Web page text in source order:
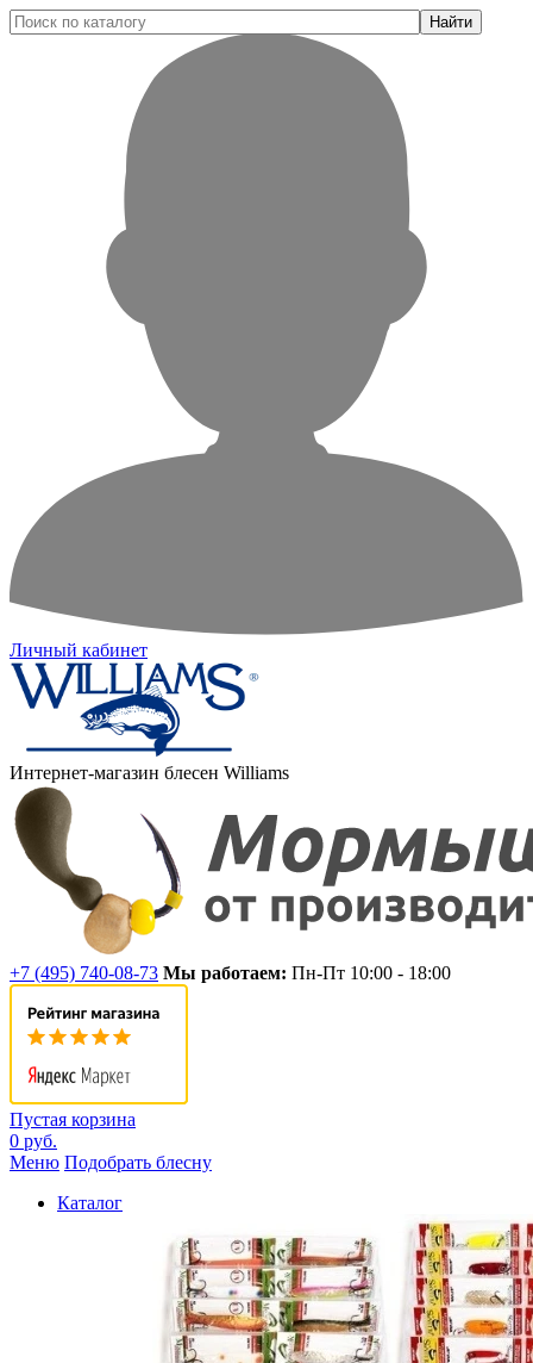
Найти
Личный кабинет
Интернет-магазин блесен Williams
+7 (495) 740-08-73 Мы работаем: Пн-Пт 10:00 - 18:00
Пустая корзина
0 руб.
Меню Подобрать блесну
Каталог